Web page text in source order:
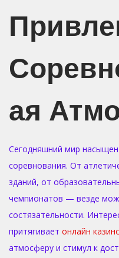
Ая
Сегодняшний мир
соревнования. От
зданий, от
чемпионатов — везде
состязательности.
притягивает онлайн
атмосферу и стимул к